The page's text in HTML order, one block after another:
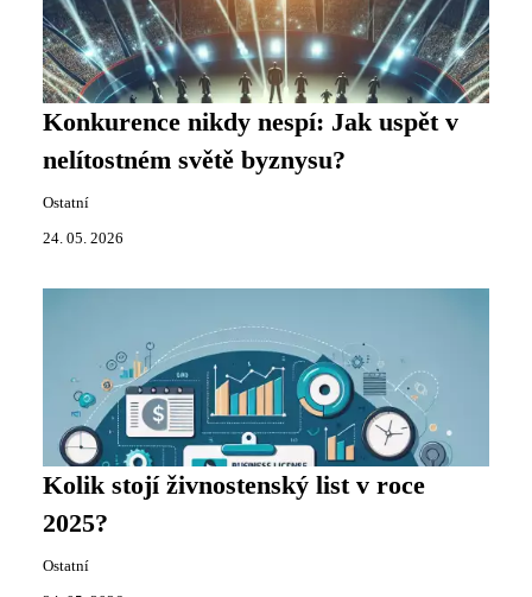
Konkurence nikdy nespí: Jak uspět v
nelítostném světě byznysu?
Ostatní
24. 05. 2026
Kolik stojí živnostenský list v roce
2025?
Ostatní